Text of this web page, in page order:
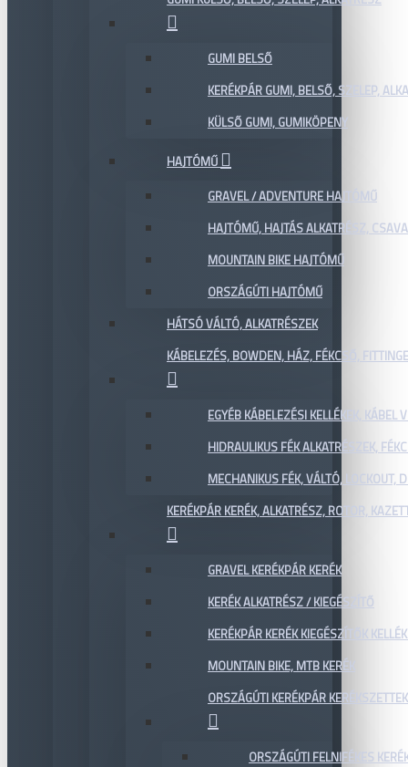
GUMI BELSŐ
KERÉKPÁR GUMI, BELSŐ, SZELEP,
KÜLSŐ GUMI, GUMIKÖPENY
HAJTÓMŰ
GRAVEL / ADVENTURE HAJTÓMŰ
HAJTÓMŰ, HAJTÁS ALKATRÉSZ,
MOUNTAIN BIKE HAJTÓMŰ
ORSZÁGÚTI HAJTÓMŰ
HÁTSÓ VÁLTÓ, ALKATRÉSZEK
KÁBELEZÉS, BOWDEN, HÁZ, FÉKCSŐ,
EGYÉB KÁBELEZÉSI KELLÉKEK,
HIDRAULIKUS FÉK ALKATRÉSZEK,
MECHANIKUS FÉK, VÁLTÓ, LOCKOUT,
KERÉKPÁR KERÉK, ALKATRÉSZ, ROTOR,
GRAVEL KERÉKPÁR KERÉK
KERÉK ALKATRÉSZ / KIEGÉSZÍTŐ
KERÉKPÁR KERÉK KIEGÉSZÍTŐK
MOUNTAIN BIKE, MTB KERÉK
ORSZÁGÚTI KERÉKPÁR KERÉKSZETTEK
ORSZÁGÚTI FELNIFÉKES